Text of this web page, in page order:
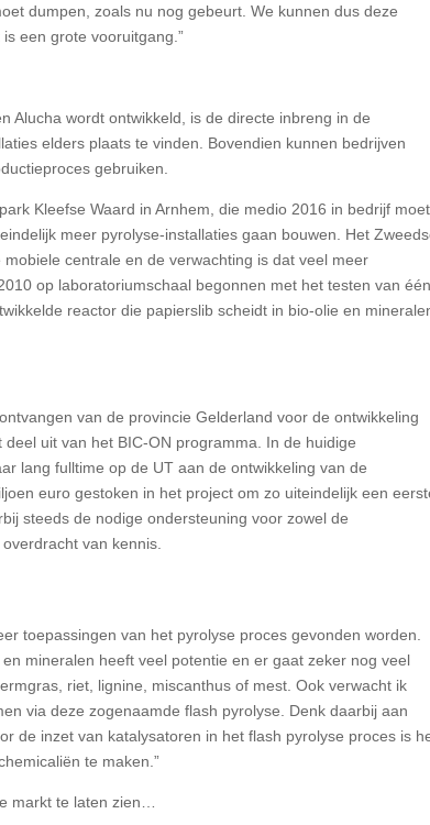
dumpen, zoals nu nog gebeurt. We kunnen dus deze
een grote vooruitgang.”
Alucha wordt ontwikkeld, is de directe inbreng in de
elders plaats te vinden. Bovendien kunnen bedrijven
gebruiken.
Kleefse Waard in Arnhem, die medio 2016 in bedrijf moet
meer pyrolyse-installaties gaan bouwen. Het
mobiele centrale en de verwachting is dat veel meer
op laboratoriumschaal begonnen met het testen van één
reactor die papierslib scheidt in bio-olie en
van de provincie Gelderland voor de ontwikkeling
uit van het BIC-ON programma. In de huidige
lang fulltime op de UT aan de ontwikkeling van de
euro gestoken in het project om zo uiteindelijk een
steeds de nodige ondersteuning voor zowel de
van kennis.
toepassingen van het pyrolyse proces gevonden worden.
mineralen heeft veel potentie en er gaat zeker nog veel
riet, lignine, miscanthus of mest. Ook verwacht ik
via deze zogenaamde flash pyrolyse. Denk daarbij aan
de inzet van katalysatoren in het flash pyrolyse proces is
te maken.”
markt te laten zien…